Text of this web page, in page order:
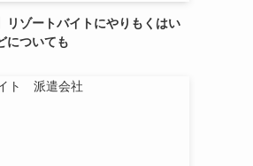
リゾートバイトにやりもくはい
についても